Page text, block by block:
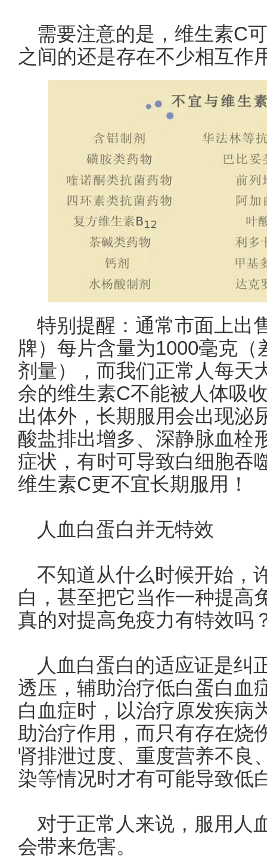
需要注意的是，维生素C
之间的还是存在不少相互作
特别提醒：通常市面上出
牌）每片含量为1000毫克
剂量），而我们正常人每天
余的维生素C不能被人体吸
出体外，长期服用会出现泌
酸盐排出增多、深静脉血栓
症状，有时可导致白细胞吞
维生素C更不宜长期服用！
人血白蛋白并无特效
不知道从什么时候开始，
白，甚至把它当作一种提高
真的对提高免疫力有特效吗
人血白蛋白的适应证是纠
透压，辅助治疗低白蛋白血
白血症时，以治疗原发疾病
助治疗作用，而只有存在烧
肾排泄过度、重度营养不良
染等情况时才有可能导致低
对于正常人来说，服用人
会带来危害。